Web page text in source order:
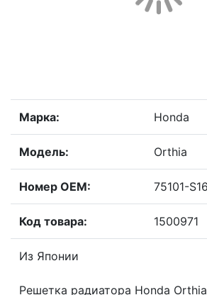
Марка: Honda
Модель: Orthia
Номер OEM: 75101-
Код товара: 1500971
Из Японии
Решетка радиатора Honda